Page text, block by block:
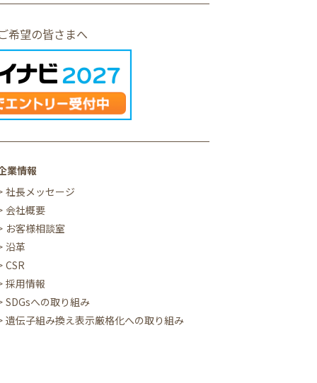
希望の皆さまへ
業情報
社長メッセージ
会社概要
お客様相談室
沿革
CSR
採用情報
SDGsへの取り組み
遺伝子組み換え表示厳格化への取り組み